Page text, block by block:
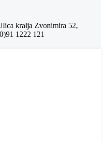
kralja Zvonimira 52,
1222 121